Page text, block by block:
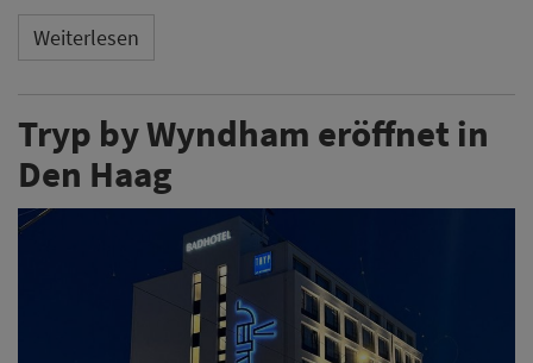
Weiterlesen
Tryp by Wyndham eröffnet in
Den Haag